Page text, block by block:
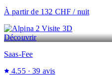
À partir de132 CHF / nuit
Visite 3D
Découvrir
Saas-Fee
4.55 · 39 avis